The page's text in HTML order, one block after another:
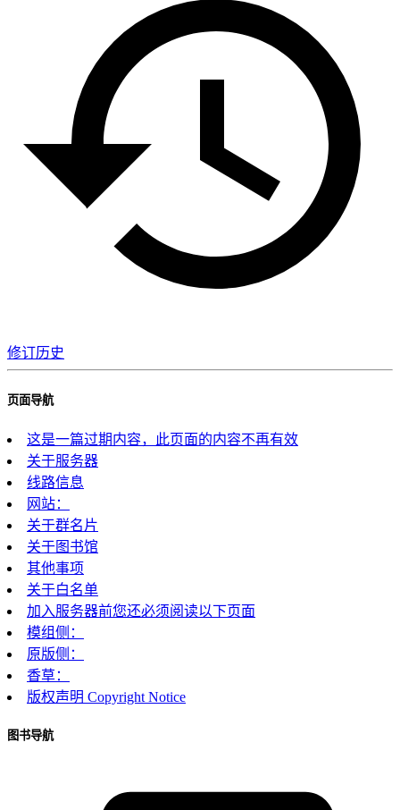
修订历史
页面导航
这是一篇过期内容，此页面的内容不再有效
关于服务器
线路信息
网站：
关于群名片
关于图书馆
其他事项
关于白名单
加入服务器前您还必须阅读以下页面
模组侧：
原版侧：
香草：
版权声明 Copyright Notice
图书导航